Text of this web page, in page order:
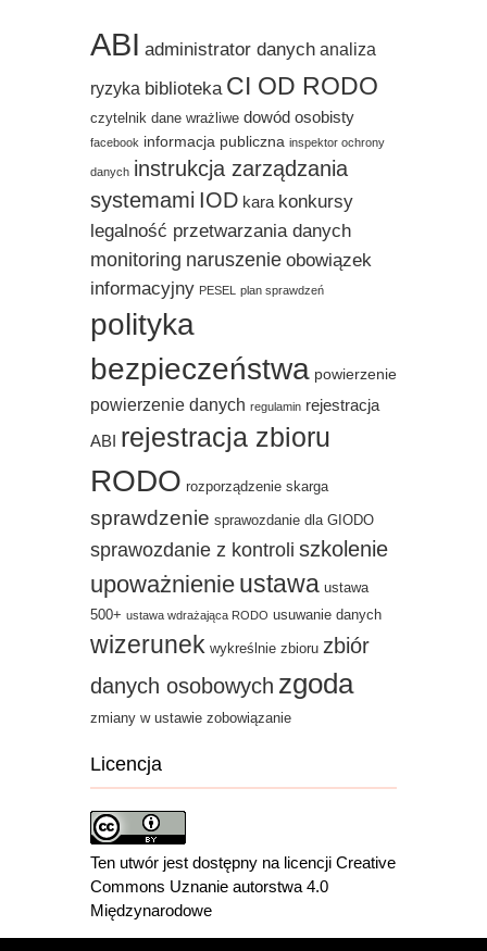
ABI administrator danych analiza
ryzyka biblioteka CI OD RODO
czytelnik dane wrażliwe dowód osobisty
facebook informacja publiczna inspektor ochrony
danych instrukcja zarządzania
systemami IOD kara konkursy
legalność przetwarzania danych
monitoring naruszenie obowiązek
informacyjny PESEL plan sprawdzeń
polityka
bezpieczeństwa powierzenie
powierzenie danych regulamin rejestracja
ABI rejestracja zbioru
RODO rozporządzenie skarga
sprawdzenie sprawozdanie dla GIODO
sprawozdanie z kontroli szkolenie
upoważnienie ustawa ustawa
500+ ustawa wdrażająca RODO usuwanie danych
wizerunek wykreślnie zbioru zbiór
danych osobowych zgoda
zmiany w ustawie zobowiązanie
Licencja
Ten utwór jest dostępny na licencji Creative
Commons Uznanie autorstwa 4.0
Międzynarodowe